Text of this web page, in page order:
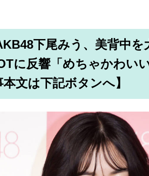
下尾みう、美背中
に反響「めちゃかわい
文は下記ボタンへ】